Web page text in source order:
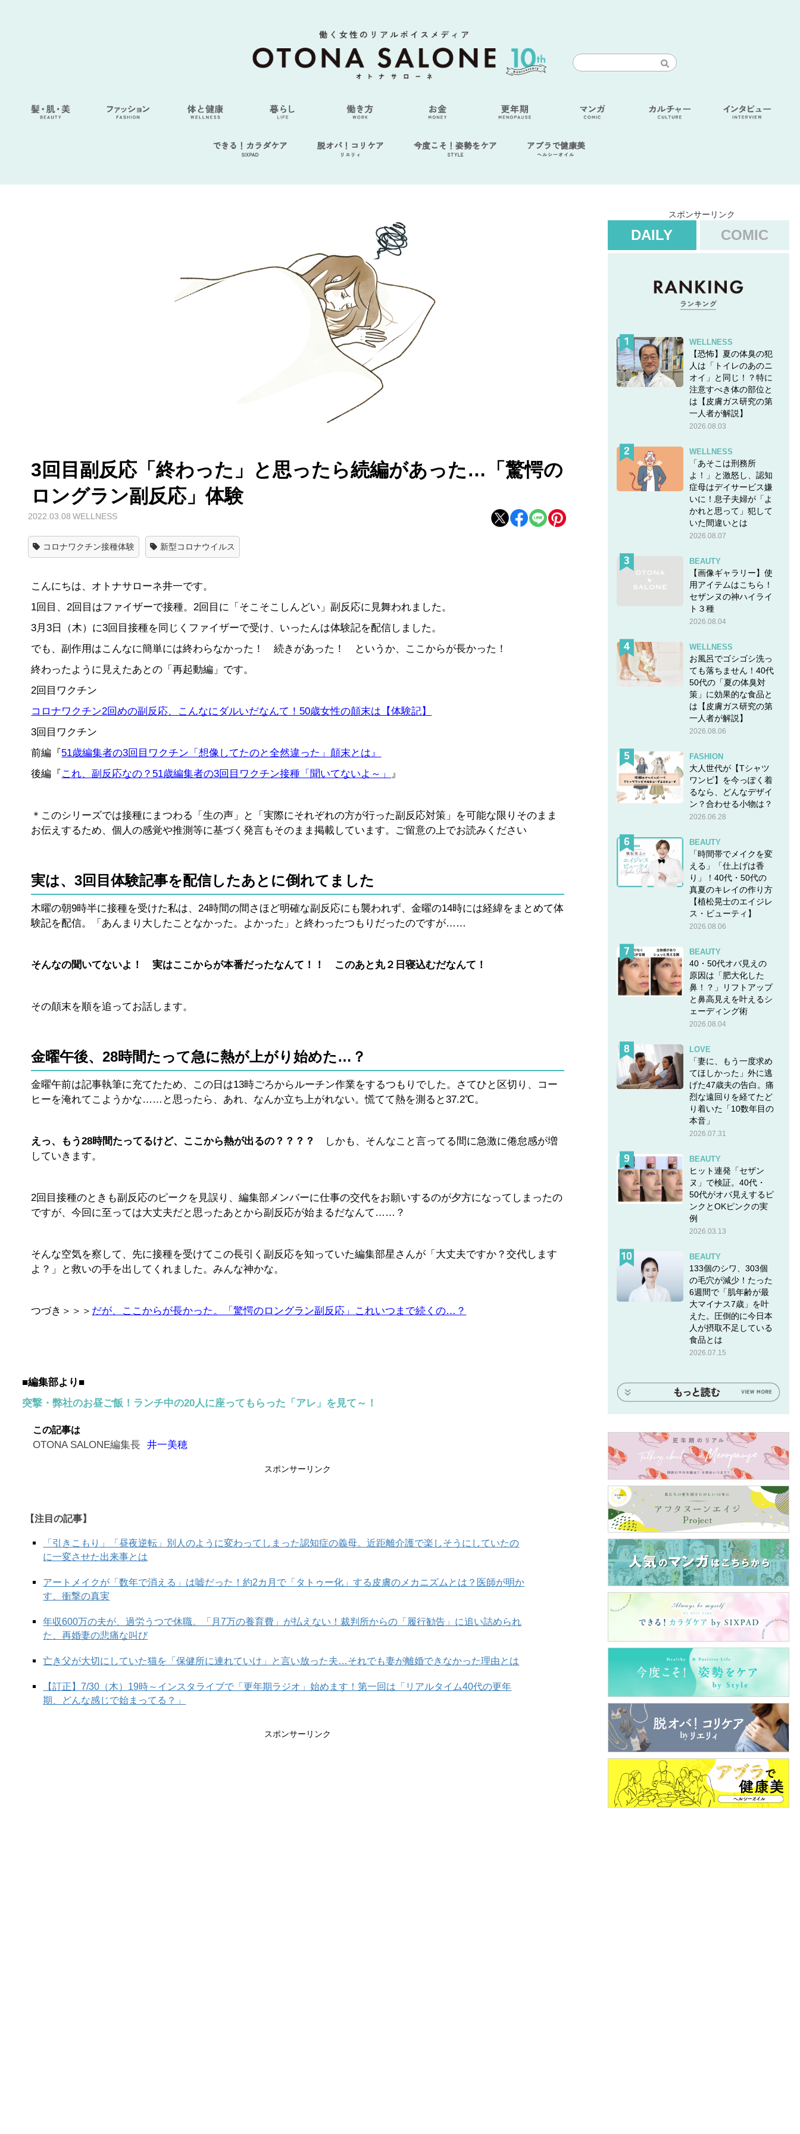
できる！カラダケア
SIXPAD
脱オバ！コリケア
リエリィ
今度こそ！姿勢をケア
STYLE
アブラで健康美
ヘルシーオイル
3回目副反応「終わった」と思ったら続編があった…「驚愕の
ロングラン副反応」体験
2022.03.08 WELLNESS
コロナワクチン接種体験 新型コロナウイルス
こんにちは、オトナサローネ井一です。
1回目、2回目はファイザーで接種。2回目に「そこそこしんどい」副反応に見舞われました。
3月3日（木）に3回目接種を同じくファイザーで受け、いったんは体験記を配信しました。
でも、副作用はこんなに簡単には終わらなかった！ 続きがあった！ というか、ここからが長かった！
終わったように見えたあとの「再起動編」です。
2回目ワクチン
コロナワクチン2回めの副反応、こんなにダルいだなんて！50歳女性の顛末は【体験記】
3回目ワクチン
前編『51歳編集者の3回目ワクチン「想像してたのと全然違った」顛末とは』
後編『 これ、副反応なの？51歳編集者の3回目ワクチン接種「聞いてないよ～」 』
＊このシリーズでは接種にまつわる「生の声」と「実際にそれぞれの方が行った副反応対策」を可能な限りそのまま
お伝えするため、個人の感覚や推測等に基づく発言もそのまま掲載しています。ご留意の上でお読みください
実は、3回目体験記事を配信したあとに倒れてました
木曜の朝9時半に接種を受けた私は、24時間の間さほど明確な副反応にも襲われず、金曜の14時には経緯をまとめて体
験記を配信。「あんまり大したことなかった。よかった」と終わったつもりだったのですが……
そんなの聞いてないよ！ 実はここからが本番だったなんて！！ このあと丸２日寝込むだなんて！
その顛末を順を追ってお話します。
金曜午後、28時間たって急に熱が上がり始めた…？
金曜午前は記事執筆に充てたため、この日は13時ごろからルーチン作業をするつもりでした。さてひと区切り、コー
ヒーを淹れてこようかな……と思ったら、あれ、なんか立ち上がれない。慌てて熱を測ると37.2℃。
えっ、もう28時間たってるけど、ここから熱が出るの？？？？
しかも、そんなこと言ってる間に急激に倦怠感が増
していきます。
2回目接種のときも副反応のピークを見誤り、編集部メンバーに仕事の交代をお願いするのが夕方になってしまったの
ですが、今回に至っては大丈夫だと思ったあとから副反応が始まるだなんて……？
そんな空気を察して、先に接種を受けてこの長引く副反応を知っていた編集部星さんが「大丈夫ですか？交代します
よ？」と救いの手を出してくれました。みんな神かな。
つづき＞＞＞ だが、ここからが長かった。「驚愕のロングラン副反応」これいつまで続くの…？
■編集部より■
突撃・弊社のお昼ご飯！ランチ中の20人に座ってもらった「アレ」を見て～！
この記事は
OTONA SALONE編集長 井一美穂
スポンサーリンク
【注目の記事】
「引きこもり」「昼夜逆転」別人のように変わってしまった認知症の義母。近距離介護で楽しそうにしていたの
に一変させた出来事とは
アートメイクが「数年で消える」は嘘だった！約2カ月で「タトゥー化」する皮膚のメカニズムとは？医師が明か
す、衝撃の真実
年収600万の夫が、過労うつで休職。「月7万の養育費」が払えない！裁判所からの「履行勧告」に追い詰められ
た、再婚妻の悲痛な叫び
亡き父が大切にしていた猫を「保健所に連れていけ」と言い放った夫…それでも妻が離婚できなかった理由とは
【訂正】7/30（木）19時～インスタライブで「更年期ラジオ」始めます！第一回は「リアルタイム40代の更年
期、どんな感じで始まってる？」
スポンサーリンク
スポンサーリンク
DAILY COMIC
WELLNESS
【恐怖】夏の体臭の犯
人は「トイレのあのニ
オイ」と同じ！？特に
注意すべき体の部位と
は【皮膚ガス研究の第
一人者が解説】
2026.08.03
WELLNESS
「あそこは刑務所
よ！」と激怒し、認知
症母はデイサービス嫌
いに！息子夫婦が「よ
かれと思って」犯して
いた間違いとは
2026.08.07
BEAUTY
【画像ギャラリー】使
用アイテムはこちら！
セザンヌの神ハイライ
ト３種
2026.08.04
WELLNESS
お風呂でゴシゴシ洗っ
ても落ちません！40代
50代の「夏の体臭対
策」に効果的な食品と
は【皮膚ガス研究の第
一人者が解説】
2026.08.06
FASHION
大人世代が【Tシャツ
ワンピ】を今っぽく着
るなら、どんなデザイ
ン？合わせる小物は？
2026.06.28
BEAUTY
「時間帯でメイクを変
える」「仕上げは香
り」！40代・50代の
真夏のキレイの作り方
【植松晃士のエイジレ
ス・ビューティ】
2026.08.06
BEAUTY
40・50代オバ見えの
原因は「肥大化した
鼻！？」リフトアップ
と鼻高見えを叶えるシ
ェーディング術
2026.08.04
LOVE
「妻に、もう一度求め
てほしかった」外に逃
げた47歳夫の告白。痛
烈な遠回りを経てたど
り着いた「10数年目の
本音」
2026.07.31
BEAUTY
ヒット連発「セザン
ヌ」で検証。40代・
50代がオバ見えするピ
ンクとOKピンクの実
例
2026.03.13
BEAUTY
133個のシワ、303個
の毛穴が減少！たった
6週間で「肌年齢が最
大マイナス7歳」を叶
えた。圧倒的に今日本
人が摂取不足している
食品とは
2026.07.15